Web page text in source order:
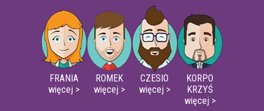
FRANIA
więcej >
ROMEK
więcej >
CZESIO
więcej >
KORPO
KRZYŚ
więcej >